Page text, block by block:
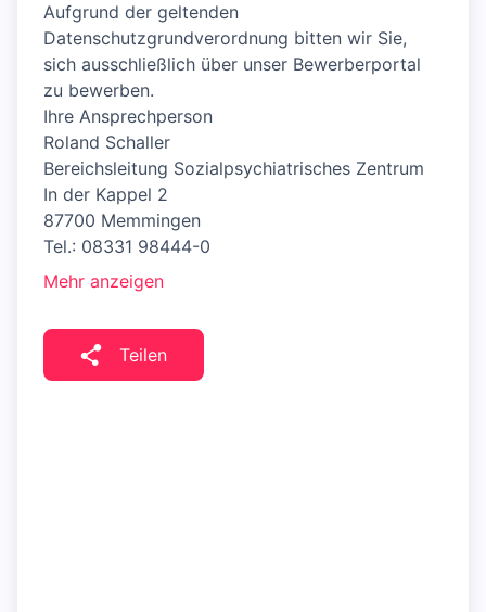
Aufgrund der geltenden
Datenschutzgrundverordnung bitten wir Sie,
sich ausschließlich über unser Bewerberportal
zu bewerben.
Ihre Ansprechperson
Roland Schaller
Bereichsleitung Sozialpsychiatrisches Zentrum
In der Kappel 2
87700 Memmingen
Tel.: 08331 98444-0
Mehr anzeigen
Teilen